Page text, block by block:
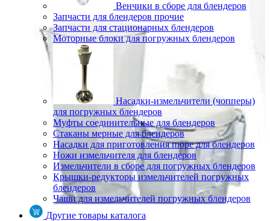
Венчики в сборе для блендеров
Запчасти для блендеров прочие
Запчасти для стационарных блендеров
Моторные блоки для погружных блендеров
Насадки-измельчители (чопперы)
для погружных блендеров
Муфты соединительные для блендеров
Стаканы мерные для блендеров
Насадки для приготовления пюре для блендеров
Ножи измельчителя для блендеров
Измельчители в сборе для погружных блендеров
Крышки-редукторы измельчителей погружных
блендеров
Чаши для измельчителей погружных блендеров
Другие товары каталога